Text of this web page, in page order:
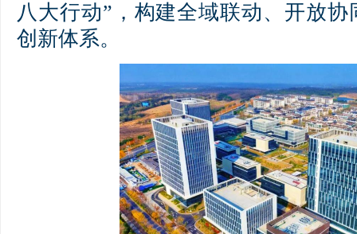
八大行动”，构建全域联动、开放
创新体系。